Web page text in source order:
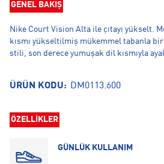
GENEL BAKIŞ
Nike Court Vision Alta ile çıtayı yükselt.
kısmı yükseltilmiş mükemmel tabanla
stili, son derece yumuşak dil kısmıyla
ÜRÜN KODU: DM0113.600
ÖZELLİKLER
GÜNLÜK KULLANIM